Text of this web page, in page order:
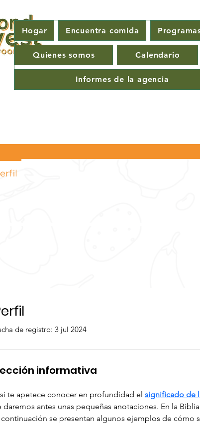
de
Hogar Encuentra comida
Quienes somos Calendario
Informes de la agencia
de registro: 3 jul 2024
informativa
te apetece conocer en profundidad el significado de
daremos antes unas pequeñas anotaciones. En la
se presentan algunos ejemplos de cómo